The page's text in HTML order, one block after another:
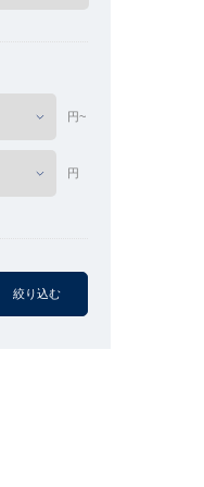
円~
円
絞り込む